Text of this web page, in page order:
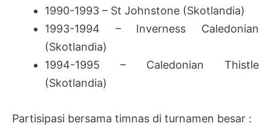
1990-1993 – St Johnstone (Skotlandia)
1993-1994 – Inverness Caledonian
(Skotlandia)
1994-1995 – Caledonian Thistle
(Skotlandia)
Partisipasi bersama timnas di turnamen besar :